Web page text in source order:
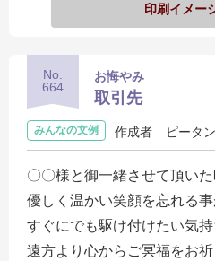
印刷イメー
No.
664
お悔やみ
取引先
みんなの文例 作成者 ピータ
〇〇様と御一緒させて頂い
優しく温かい笑顔を忘れる事
すぐにでも駆け付けたい気
遠方より心からご冥福をお祈